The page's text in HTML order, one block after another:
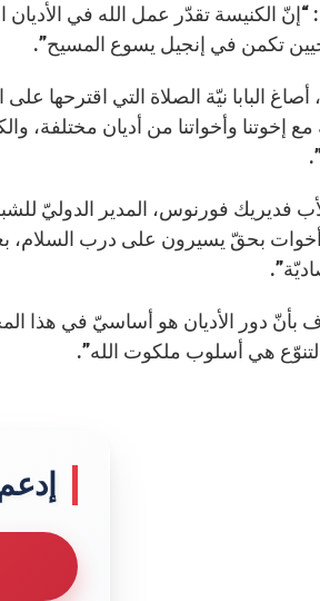
الكنيسة تقدّر عمل الله في الأديان
تكمن في إنجيل يسوع المسيح”.
أصاغ البابا نيّة الصلاة التي اقترحها
مع إخوتنا وأخواتنا من أديان
فديريك فورنوس، المدير الدوليّ للشبكة
بأنّ دور الأديان هو أساسيّ في هذا
هي أسلوب ملكوت الله”.